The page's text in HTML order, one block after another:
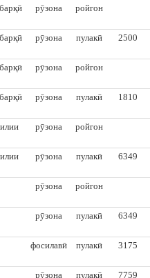
рӯзона ройгон
рӯзона пулакӣ 2500
рӯзона ройгон
рӯзона пулакӣ 1810
рӯзона ройгон
рӯзона пулакӣ 6349
рӯзона ройгон
рӯзона пулакӣ 6349
фосилавӣ пулакӣ 3175
рӯзона пулакӣ 7759